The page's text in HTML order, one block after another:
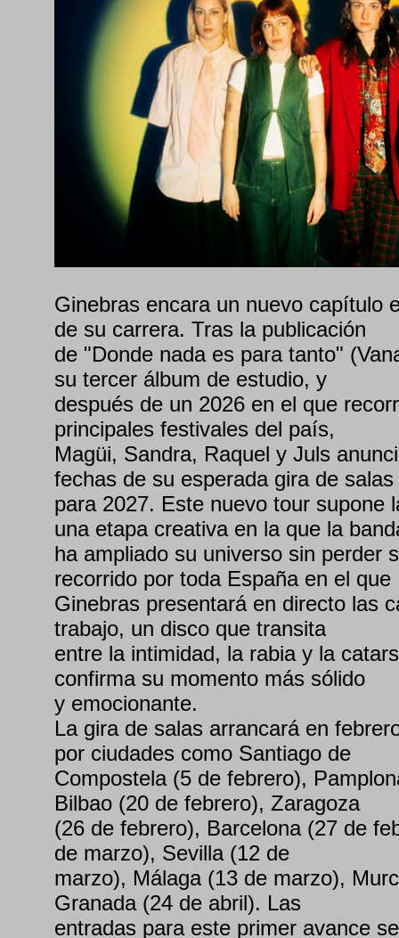
Ginebras encara un nuevo capítulo
de su carrera. Tras la publicación
de "Donde nada es para tanto"
su tercer álbum de estudio, y
después de un 2026 en el que
principales festivales del país,
Magüi, Sandra, Raquel y Juls
fechas de su esperada gira de salas
para 2027. Este nuevo tour supone
una etapa creativa en la que la
ha ampliado su universo sin perder
recorrido por toda España en el que
Ginebras presentará en directo las
trabajo, un disco que transita
entre la intimidad, la rabia y la
confirma su momento más sólido
y emocionante.
La gira de salas arrancará en
por ciudades como Santiago de
Compostela (5 de febrero),
Bilbao (20 de febrero), Zaragoza
(26 de febrero), Barcelona (27 de
de marzo), Sevilla (12 de
marzo), Málaga (13 de marzo),
Granada (24 de abril). Las
entradas para este primer avance